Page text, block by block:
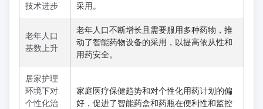
技术进步
采用。
老年人口
基数上升
老年人口不断增长且需要服用多种药物，推
动了智能药物设备的采用，以提高依从性和
用药安全。
居家护理
环境下对
个性化治
家庭医疗保健趋势和对个性化用药计划的偏
好，促进了智能药盒和药瓶在便利性和监控